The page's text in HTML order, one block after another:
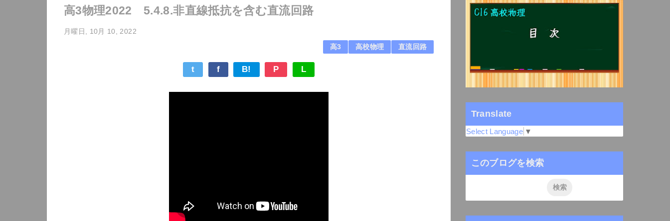
高3物理2022 5.4.8.非直線抵抗を含む直流回路
月曜日, 10月 10, 2022
高3 高校物理 直流回路
t f B! P L
Translate
Select Language ▼
このブログを検索